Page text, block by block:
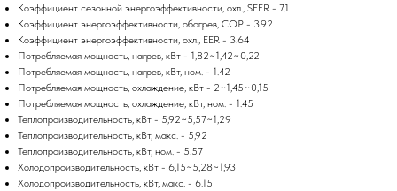
Коэффициент сезонной энергоэффективности, охл., SEER - 7.1
Коэффициент энергоэффективности, обогрев, COP - 3.92
Коэффициент энергоэффективности, охл., EER - 3.64
Потребляемая мощность, нагрев, кВт - 1,82~1,42~0,22
Потребляемая мощность, нагрев, кВт, ном. - 1.42
Потребляемая мощность, охлаждение, кВт - 2~1,45~0,15
Потребляемая мощность, охлаждение, кВт, ном. - 1.45
Теплопроизводительность, кВт - 5,92~5,57~1,29
Теплопроизводительность, кВт, макс. - 5,92
Теплопроизводительность, кВт, ном. - 5.57
Холодопроизводительность, кВт - 6,15~5,28~1,93
Холодопроизводительность, кВт, макс. - 6.15